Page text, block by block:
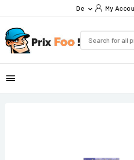
De  My
